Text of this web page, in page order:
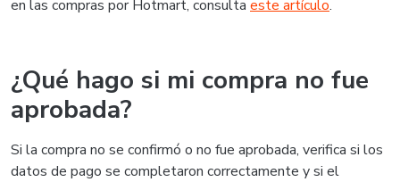
en las compras por Hotmart, consulta este artículo.
¿Qué hago si mi compra no fue
aprobada?
Si la compra no se confirmó o no fue aprobada, verifica si los
datos de pago se completaron correctamente y si el